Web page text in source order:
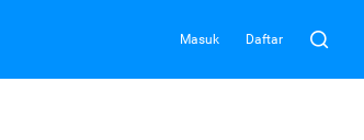
Masuk Daftar